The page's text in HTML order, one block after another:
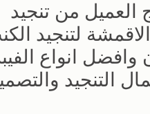
العميل من تنجيد
لتنجيد
انواع
التنجيد